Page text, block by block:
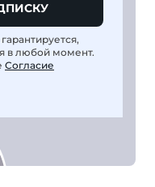
в любой момент.
Согласие